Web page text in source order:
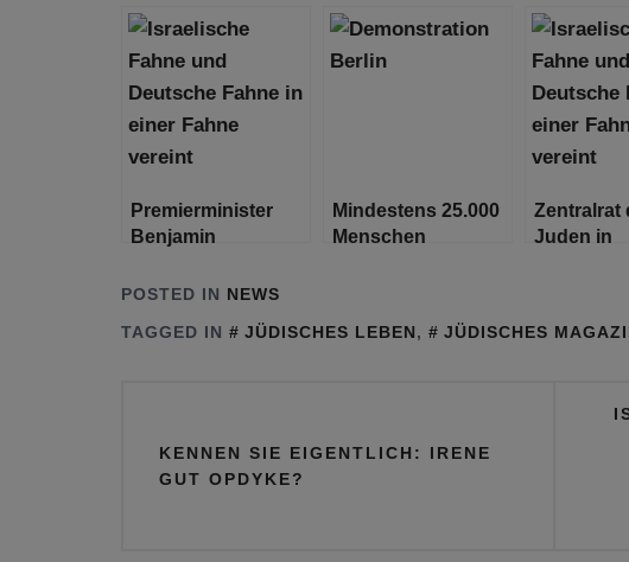
beantragen –
Online-Antrag ist
gestartet
Bankiers klagen
auf Rückgabe
eines van Gogh
schließt
Skandal-
aus
Premierminister
Benjamin
Außenminister
Mindestens 25.000
Menschen
Antisemitismus
Zentralrat
Juden in
POSTED IN NEWS
TAGGED IN
JÜDISCHES LEBEN, JÜDISCHES
KENNEN SIE EIGENTLICH: IRENE
GUT OPDYKE?